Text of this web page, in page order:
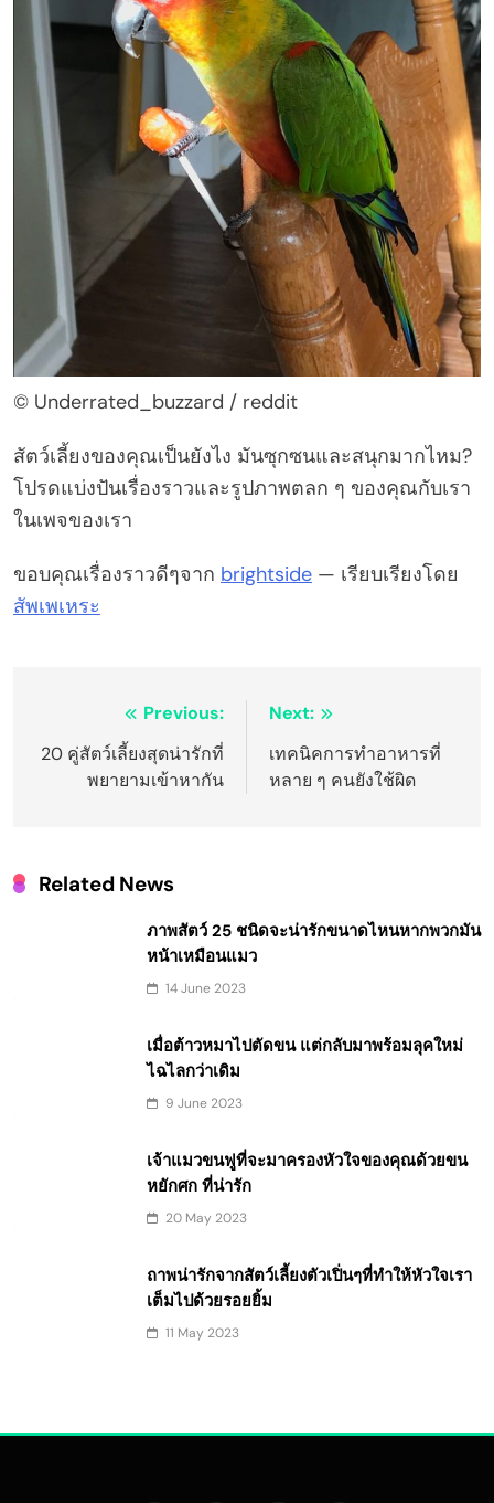
© Underrated_buzzard / reddit
สัตว์เลี้ยงของคุณเป็นยังไง มันซุกซนและสนุกมากไหม?
โปรดแบ่งปันเรื่องราวและรูปภาพตลก ๆ ของคุณกับเรา
ในเพจของเรา
ขอบคุณเรื่องราวดีๆจาก brightside — เรียบเรียงโดย
สัพเพเหระ
navigation
Previous:
20 คู่สัตว์เลี้ยงสุดน่ารักที่
พยายามเข้าหากัน
Next:
เทคนิคการทำอาหารที่
หลาย ๆ คนยังใช้ผิด
Related News
ภาพสัตว์ 25 ชนิดจะน่ารักขนาดไหนหากพวกมัน
หน้าเหมือนแมว
14 June 2023
เมื่อต้าวหมาไปตัดขน แต่กลับมาพร้อมลุคใหม่
ไฉไลกว่าเดิม
9 June 2023
เจ้าแมวขนฟูที่จะมาครองหัวใจของคุณด้วยขน
หยักศก ที่น่ารัก
20 May 2023
ถาพน่ารักจากสัตว์เลี้ยงตัวเปิ่นๆที่ทำให้หัวใจเรา
เต็มไปด้วยรอยยิ้ม
11 May 2023